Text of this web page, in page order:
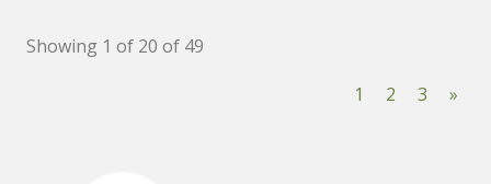
Showing 1 of 20 of 49
1
2 3 »